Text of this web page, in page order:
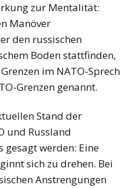
zur Mentalität:
Manöver
den russischen
Boden stattfinden,
im NATO-Sprech
Grenzen genannt.
Stand der
und Russland
gesagt werden: Eine
sich zu drehen. Bei
Anstrengungen